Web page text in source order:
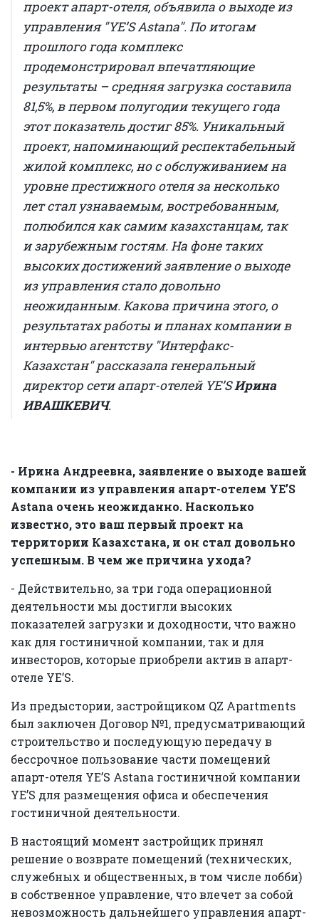
проект апарт-отеля, объявила о выходе из
управления "YE’S Astana". По итогам
прошлого года комплекс
продемонстрировал впечатляющие
результаты – средняя загрузка составила
81,5%, в первом полугодии текущего года
этот показатель достиг 85%. Уникальный
проект, напоминающий респектабельный
жилой комплекс, но с обслуживанием на
уровне престижного отеля за несколько
лет стал узнаваемым, востребованным,
полюбился как самим казахстанцам, так
и зарубежным гостям. На фоне таких
высоких достижений заявление о выходе
из управления стало довольно
неожиданным. Какова причина этого, о
результатах работы и планах компании в
интервью агентству "Интерфакс-
Казахстан" рассказала генеральный
директор сети апарт-отелей YE’SИрина
ИВАШКЕВИЧ.
- Ирина Андреевна, заявление о выходе вашей
компании из управления апарт-отелем YE’S
Astana очень неожиданно. Насколько
известно, это ваш первый проект на
территории Казахстана, и он стал довольно
успешным. В чем же причина ухода?
- Действительно, за три года операционной
деятельности мы достигли высоких
показателей загрузки и доходности, что важно
как для гостиничной компании, так и для
инвесторов, которые приобрели актив в апарт-
отеле YE’S.
Из предыстории, застройщиком QZ Apartments
был заключен Договор №1, предусматривающий
строительство и последующую передачу в
бессрочное пользование части помещений
апарт-отеля YE’S Astana гостиничной компании
YE’S для размещения офиса и обеспечения
гостиничной деятельности.
В настоящий момент застройщик принял
решение о возврате помещений (технических,
служебных и общественных, в том числе лобби)
в собственное управление, что влечет за собой
невозможность дальнейшего управления апарт-